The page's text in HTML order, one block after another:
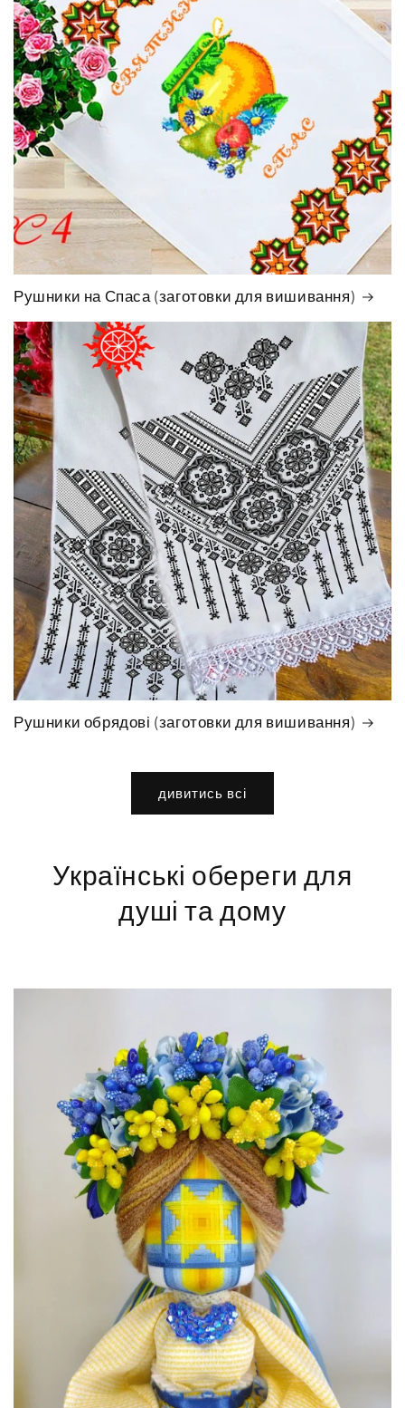
Рушники на Спаса (заготовки для вишивання)
Рушники обрядові (заготовки для вишивання)
дивитись всі
Українські обереги для
душі та дому